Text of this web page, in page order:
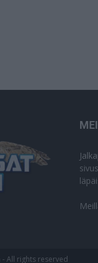
All rights reserved